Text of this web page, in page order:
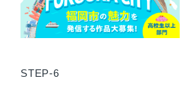
STEP-6